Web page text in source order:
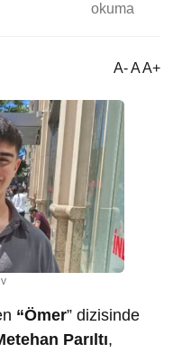
okuma
A- A A+
“Ömer” dizisinde
Parıltı,